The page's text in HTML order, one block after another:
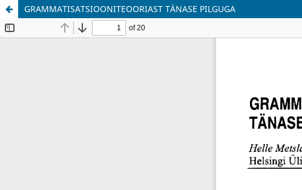
GRAMMATISATSIOONITEOORIAST TÄNASE PILGUGA